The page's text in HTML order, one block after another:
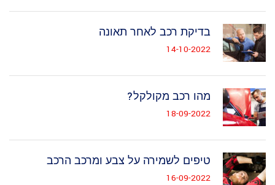
בדיקת רכב לאחר תאונה
14-10-2022
מהו רכב מקולקל?
18-09-2022
טיפים לשמירה על צבע ומרכב הרכב
16-09-2022